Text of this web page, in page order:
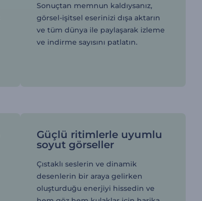
Sonuçtan memnun kaldıysanız,
görsel-işitsel eserinizi dışa aktarın
ve tüm dünya ile paylaşarak izleme
ve indirme sayısını patlatın.
Güçlü ritimlerle uyumlu
soyut görseller
Çıstaklı seslerin ve dinamik
desenlerin bir araya gelirken
oluşturduğu enerjiyi hissedin ve